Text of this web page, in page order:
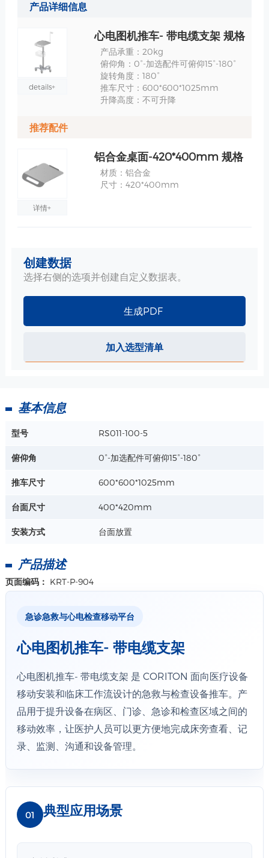
产品详细信息
details+
心电图机推车- 带电缆支架 规格
产品承重：20kg
俯仰角：0°-加选配件可俯仰15°-180°
旋转角度：180°
推车尺寸：600*600*1025mm
升降高度：不可升降
推荐配件
详情+
铝合金桌面-420*400mm 规格
材质：铝合金
尺寸：420*400mm
详情+
工艺：表面阳极氧化-银色
材质：铝合金、ABS/PC
工艺：表面阳极氧化-银色
材质：铝合金、ABS/PC
工艺：表面阳极氧化-银色
详情+
ABS桌面-430*400mm 规格
包含定位垫，
创建数据
选择右侧的选项并创建自定义数据表。
生成PDF
加入选型清单
基本信息
型号 RS011-100-5
俯仰角 0°-加选配件可俯仰15°-180°
推车尺寸 600*600*1025mm
台面尺寸 400*420mm
安装方式 台面放置
产品描述
页面编码： KRT-P-904
急诊急救与心电检查移动平台
心电图机推车- 带电缆支架
心电图机推车- 带电缆支架 是 CORITON 面向医疗设备
移动安装和临床工作流设计的急救与检查设备推车。产
品用于提升设备在病区、门诊、急诊和检查区域之间的
移动效率，让医护人员可以更方便地完成床旁查看、记
录、监测、沟通和设备管理。
01 典型应用场景